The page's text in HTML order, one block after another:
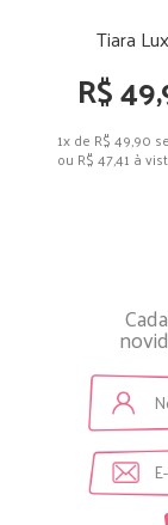
Tiara
R$
1x de R$ 49,90
ou R$ 47,41 à